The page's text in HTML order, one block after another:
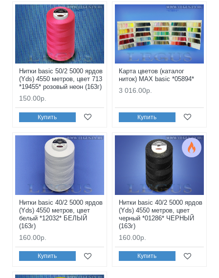
Нитки basic 50/2 5000 ярдов
(Yds) 4550 метров, цвет 713
*19455* розовый неон (163г)
150.00р.
Купить
Карта цветов (каталог
ниток) MAX basic *05894*
3 016.00р.
Купить
Нитки basic 40/2 5000 ярдов
(Yds) 4550 метров, цвет
белый *12032* БЕЛЫЙ
(163г)
160.00р.
Купить
Нитки basic 40/2 5000 ярдов
(Yds) 4550 метров, цвет
черный *01286* ЧЕРНЫЙ
(163г)
160.00р.
Купить